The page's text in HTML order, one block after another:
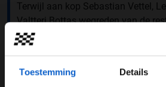
Toestemming Details
Terwijl aan kop Sebastian Vettel,
Valtteri Bottas wegreden van de
aandacht naar het gevecht achter
van Red Bull en Renault lagen met
reed, waren zij net iets sneller dan